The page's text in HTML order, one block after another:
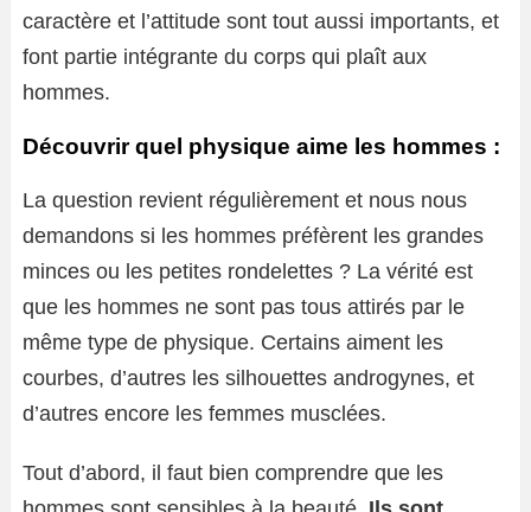
caractère et l’attitude sont tout aussi importants, et
font partie intégrante du corps qui plaît aux
hommes.
Découvrir quel physique aime les hommes :
La question revient régulièrement et nous nous
demandons si les hommes préfèrent les grandes
minces ou les petites rondelettes ? La vérité est
que les hommes ne sont pas tous attirés par le
même type de physique. Certains aiment les
courbes, d’autres les silhouettes androgynes, et
d’autres encore les femmes musclées.
Tout d’abord, il faut bien comprendre que les